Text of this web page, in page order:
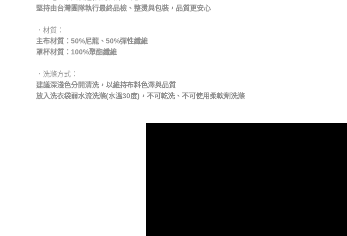
堅持由台灣團隊執行最終品檢、整燙與包裝，品質更安心
．材質：
主布材質：50%尼龍、50%彈性纖維
罩杯材質：100%聚酯纖維
．洗滌方式：
建議深淺色分開清洗，以維持布料色澤與品質
放入洗衣袋弱水流洗滌(水溫30度)，不可乾洗、不可使用柔軟劑洗滌